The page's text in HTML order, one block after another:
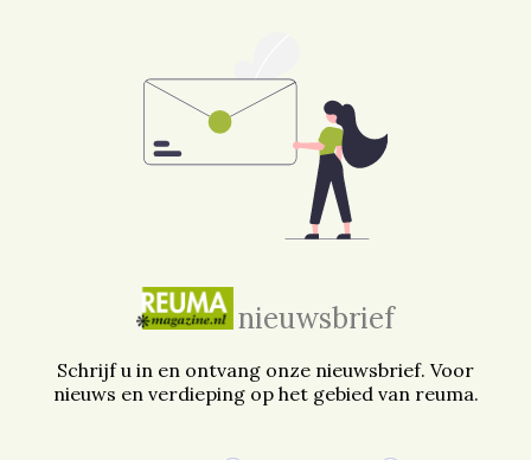
nieuwsbrief
Schrijf u in en ontvang onze nieuwsbrief. Voor
nieuws en verdieping op het gebied van reuma.